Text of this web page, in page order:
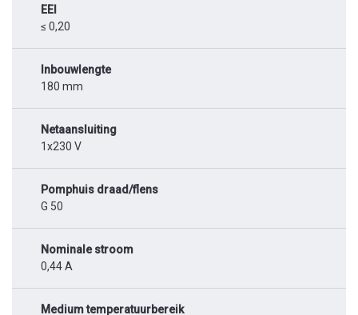
EEI
≤ 0,20
Inbouwlengte
180 mm
Netaansluiting
1x230 V
Pomphuis draad/flens
G 50
Nominale stroom
0,44 A
Medium temperatuurbereik